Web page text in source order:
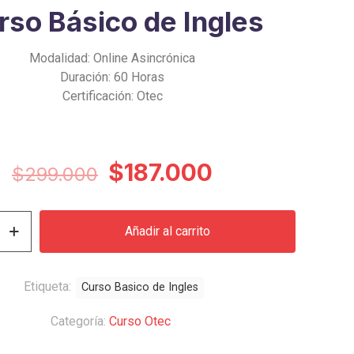
Básico de Ingles
Modalidad: Online Asincrónica
Duración: 60 Horas
Certificación: Otec
$299.000 El
original
era:
$187.000
actual
Añadir al carrito
Categoría: Curso Otec
Etiqueta: Curso Basico de Ingles